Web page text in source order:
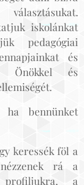
iskolánkat
pedagógiai
és
Önökkel és
ha bennünket
keressék föl a
rá a
profiljukra, a